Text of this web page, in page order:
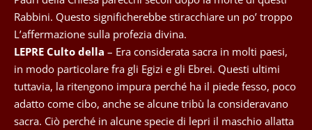
Rabbini. Questo significherebbe stiracchiare un po’ troppo
L’affermazione sulla profezia divina.
LEPRE Culto della – Era considerata sacra in molti paesi,
in modo particolare fra gli Egizi e gli Ebrei. Questi ultimi
tuttavia, la ritengono impura perché ha il piede fesso, poco
adatto come cibo, anche se alcune tribù la consideravano
sacra. Ciò perché in alcune specie di lepri il maschio allatta